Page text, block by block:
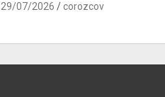
29/07/2026 corozcov